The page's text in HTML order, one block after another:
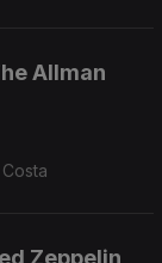
Allman
Zeppelin,